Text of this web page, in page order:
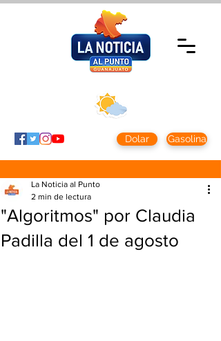
Dolar Gasolina
"Algoritmos" por Claudia
Padilla del 1 de agosto
La Noticia al Punto
2 min de lectura